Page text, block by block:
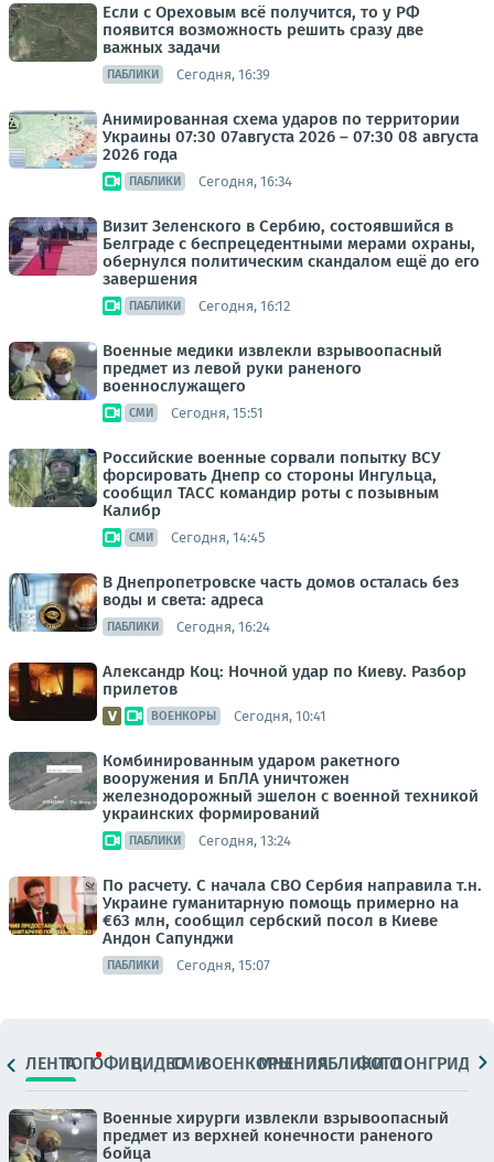
Если с Ореховым всё получится, то у РФ
появится возможность решить сразу две
важных задачи
ПАБЛИКИ Сегодня, 16:39
Анимированная схема ударов по территории
Украины 07:30 07августа 2026 – 07:30 08 августа
2026 года
ПАБЛИКИ Сегодня, 16:34
Визит Зеленского в Сербию, состоявшийся в
Белграде с беспрецедентными мерами охраны,
обернулся политическим скандалом ещё до его
завершения
ПАБЛИКИ Сегодня, 16:12
Военные медики извлекли взрывоопасный
предмет из левой руки раненого
военнослужащего
СМИ Сегодня, 15:51
Российские военные сорвали попытку ВСУ
форсировать Днепр со стороны Ингульца,
сообщил ТАСС командир роты с позывным
Калибр
СМИ Сегодня, 14:45
В Днепропетровске часть домов осталась без
воды и света: адреса
ПАБЛИКИ Сегодня, 16:24
Александр Коц: Ночной удар по Киеву. Разбор
прилетов
ВОЕНКОРЫ Сегодня, 10:41
Комбинированным ударом ракетного
вооружения и БпЛА уничтожен
железнодорожный эшелон с военной техникой
украинских формирований
ПАБЛИКИ Сегодня, 13:24
По расчету. С начала СВО Сербия направила т.н.
Украине гуманитарную помощь примерно на
€63 млн, сообщил сербский посол в Киеве
Андон Сапунджи
ПАБЛИКИ Сегодня, 15:07
ЛЕНТАТОПОФИЦ.ВИДЕОСМИВОЕНКОРЫМНЕНИЯПАБЛИКИ
ФОТОЛОНГРИДЫ
Военные хирурги извлекли взрывоопасный
предмет из верхней конечности раненого
бойца